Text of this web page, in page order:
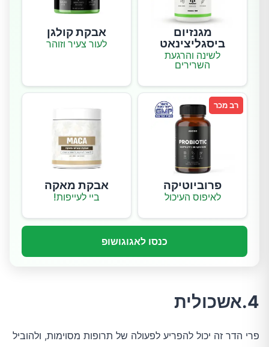
מגנזיום
ביסגליצינאט
לשינה והרגעת
השרירים
אבקת קולגן
לעור צעיר וזוהר
רב מכר
פרוביוטיקה
לאיפוס העיכול
אבקת מאקה
ביי לעייפות!
כנסו לאגוגושופ
4.אשכולית
פרי הדר זה יכול להפריע לפעולה של תרופות מסוימות, ולהוביל